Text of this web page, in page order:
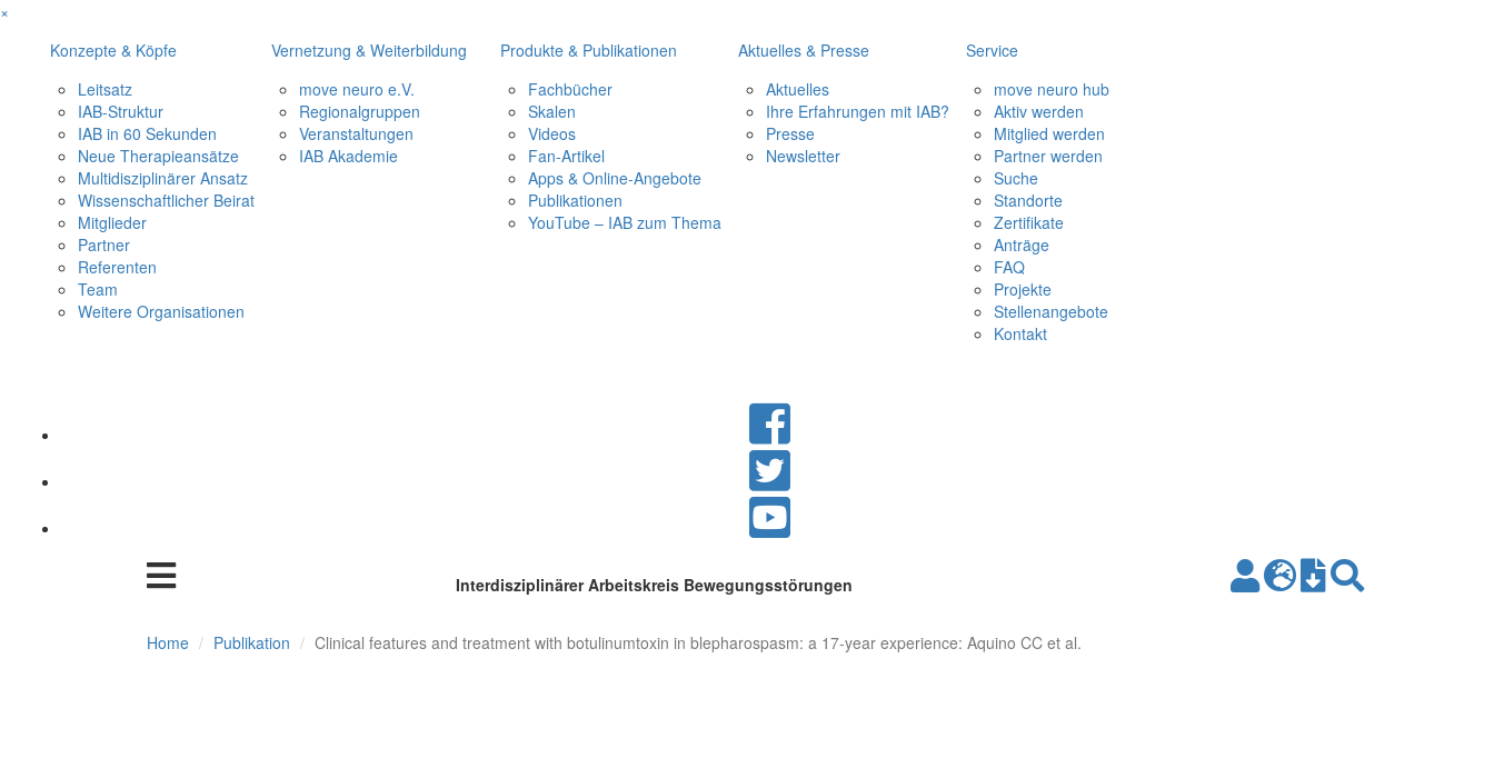
×
Konzepte & Köpfe
Leitsatz
IAB-Struktur
IAB in 60 Sekunden
Neue Therapieansätze
Multidisziplinärer Ansatz
Wissenschaftlicher Beirat
Mitglieder
Partner
Referenten
Team
Weitere Organisationen
Vernetzung & Weiterbildung
move neuro e.V.
Regionalgruppen
Veranstaltungen
IAB Akademie
Produkte & Publikationen
Fachbücher
Skalen
Videos
Fan-Artikel
Apps & Online-Angebote
Publikationen
YouTube – IAB zum Thema
Aktuelles & Presse
Aktuelles
Ihre Erfahrungen mit IAB?
Presse
Newsletter
Service
move neuro hub
Aktiv werden
Mitglied werden
Partner werden
Suche
Standorte
Zertifikate
Anträge
FAQ
Projekte
Stellenangebote
Kontakt
Interdisziplinärer Arbeitskreis Bewegungsstörungen
Home Publikation Clinical features and treatment with botulinumtoxin in blepharospasm: a 17-year experience: Aquino CC et al.